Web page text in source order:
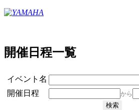
開催日程一覧
イベント名
開催日程
から